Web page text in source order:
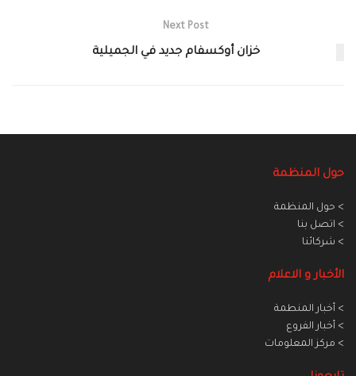
Next Post
خزان أوكسفام جديد في الجميلية
حول المنظمة
> حول المنظمة
> اتصل بنا
> شركائنا
الأخبار و الاعلام
> أخبار المنطمة
> أخبار الفروع
> مركز المعلومات